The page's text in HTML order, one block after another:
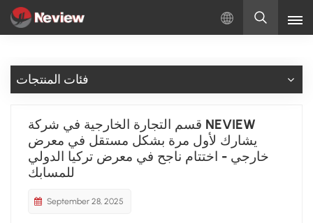
بالعربية
Русский
Español
فئات المنتجات
قسم التجارة الخارجية في شركة NEVIEW
يشارك لأول مرة بشكل مستقل في معرض
خارجي - اختتام ناجح في معرض تركيا الدولي
للمسابك
September 28, 2025